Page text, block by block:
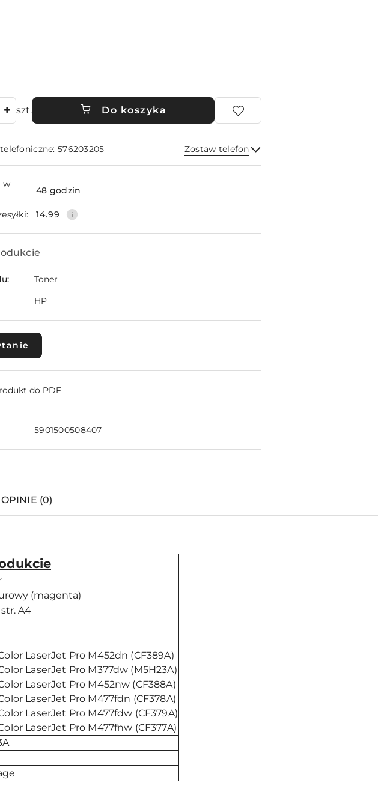
szt. Do koszyka
576203205 Zostaw telefon
Wyślij
w
48 godzin
14.99
Toner
HP
do PDF
5901500508407
OPINIE (0)
(magenta)
A4
LaserJet Pro M452dn (CF389A)
LaserJet Pro M377dw (M5H23A)
LaserJet Pro M452nw (CF388A)
LaserJet Pro M477fdn (CF378A)
LaserJet Pro M477fdw (CF379A)
LaserJet Pro M477fnw (CF377A)